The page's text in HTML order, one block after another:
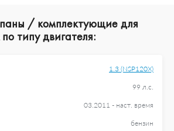
/ комплектующие для
по типу двигателя:
1.3 (NSP120X)
99 л.с.
03.2011 - наст. время
бензин